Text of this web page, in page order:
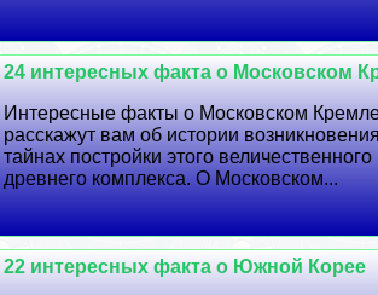
24 интересных факта о Московском
Интересные факты о Московском
расскажут вам об истории
тайнах постройки этого величественного
древнего комплекса. О Московском...
22 интересных факта о Южной Корее